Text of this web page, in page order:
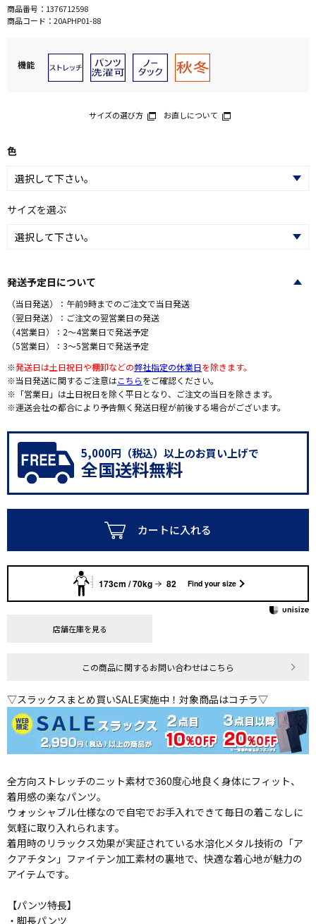
商品番号： 1376712598
商品コード： 20APHP01-88
機能
サイズの選び方 お直しについて
色
サイズを選ぶ
発送予定日について
（当日発送）：午前9時までのご注文で当日発送
（翌日発送）：ご注文の翌営業日の発送
（4営業日）：2～4営業日で発送予定
（5営業日）：3～5営業日で発送予定
※発送日は土日祝日や棚卸などの弊社指定の休業日を除きます。
※当日発送に関するご注意はこちらをご確認ください。
※「営業日」は土日祝日を除く平日となり、ご注文の当日を除きます。
※運送会社の都合により予告無く発送日程が前後する場合がございます。
5,000円（税込）以上のお買い上げで
全国送料無料
カートに入れる
173cm / 70kg 82 Find your size
店舗在庫を見る
この商品に関するお問い合わせはこちら
▽スラックスまとめ買いSALE実施中！対象商品はコチラ▽
全方向ストレッチのニット素材で360度心地良く身体にフィット、
着用感の楽なパンツ。
ウォッシャブル仕様なので自宅でお手入れできて毎日の着こなしに
気軽に取り入れられます。
着用時のリラックス効果が実証されている水溶化メタル技術の「ア
クアチタン」ファイテン加工素材の裏地で、快適な着心地が魅力の
アイテムです。
【パンツ特長】
・脚長パンツ